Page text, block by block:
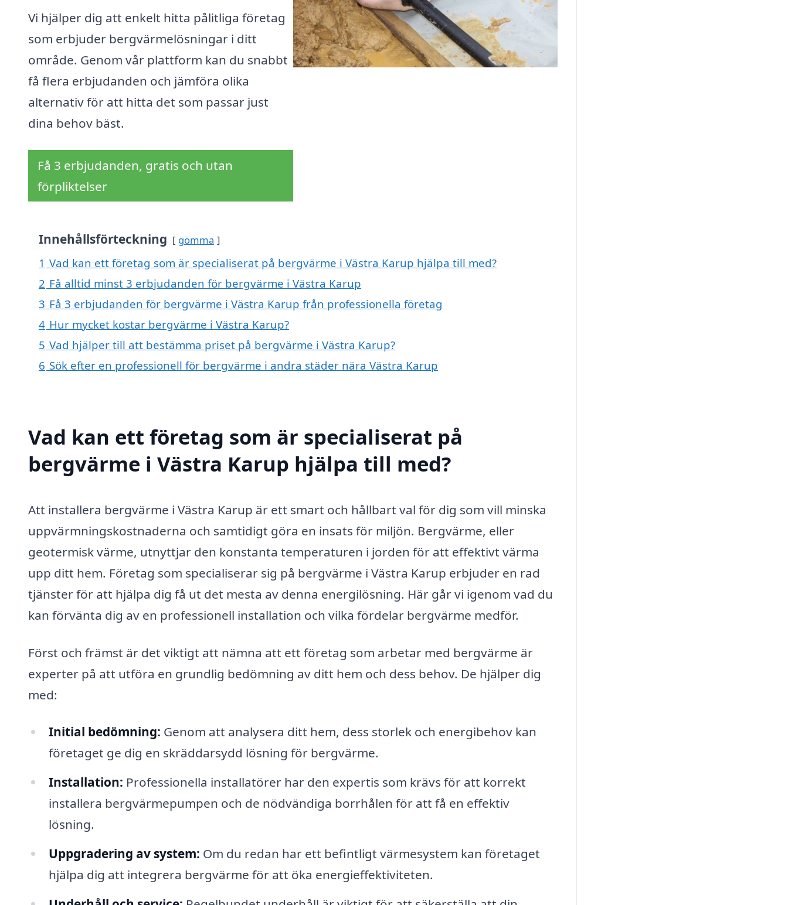
Vi hjälper dig att enkelt hitta pålitliga företag
som erbjuder bergvärmelösningar i ditt
område. Genom vår plattform kan du snabbt
få flera erbjudanden och jämföra olika
alternativ för att hitta det som passar just
dina behov bäst.
Få 3 erbjudanden, gratis och utan
förpliktelser
Innehållsförteckning gömma
1 Vad kan ett företag som är specialiserat på bergvärme i Västra Karup hjälpa till med?
2 Få alltid minst 3 erbjudanden för bergvärme i Västra Karup
3 Få 3 erbjudanden för bergvärme i Västra Karup från professionella företag
4 Hur mycket kostar bergvärme i Västra Karup?
5 Vad hjälper till att bestämma priset på bergvärme i Västra Karup?
6 Sök efter en professionell för bergvärme i andra städer nära Västra Karup
Vad kan ett företag som är specialiserat på
bergvärme i Västra Karup hjälpa till med?
Att installera bergvärme i Västra Karup är ett smart och hållbart val för dig som vill minska
uppvärmningskostnaderna och samtidigt göra en insats för miljön. Bergvärme, eller
geotermisk värme, utnyttjar den konstanta temperaturen i jorden för att effektivt värma
upp ditt hem. Företag som specialiserar sig på bergvärme i Västra Karup erbjuder en rad
tjänster för att hjälpa dig få ut det mesta av denna energilösning. Här går vi igenom vad du
kan förvänta dig av en professionell installation och vilka fördelar bergvärme medför.
Först och främst är det viktigt att nämna att ett företag som arbetar med bergvärme är
experter på att utföra en grundlig bedömning av ditt hem och dess behov. De hjälper dig
med:
Initial bedömning: Genom att analysera ditt hem, dess storlek och energibehov kan
företaget ge dig en skräddarsydd lösning för bergvärme.
Installation: Professionella installatörer har den expertis som krävs för att korrekt
installera bergvärmepumpen och de nödvändiga borrhålen för att få en effektiv
lösning.
Uppgradering av system: Om du redan har ett befintligt värmesystem kan företaget
hjälpa dig att integrera bergvärme för att öka energieffektiviteten.